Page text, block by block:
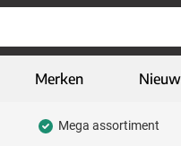
Merken Nieuw
Mega assortiment